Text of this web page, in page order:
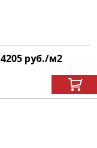
4205 руб./м2